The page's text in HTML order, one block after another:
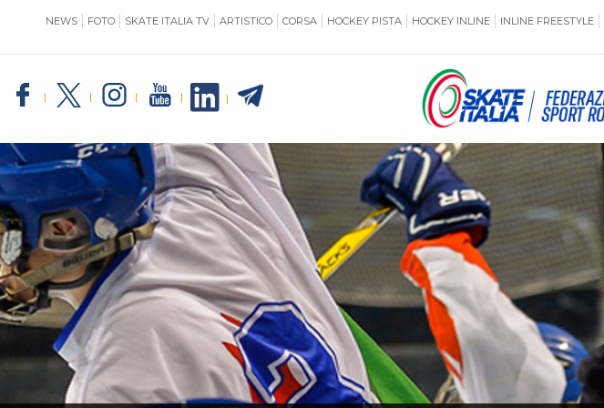
NEWS FOTO SKATE ITALIA TV ARTISTICO CORSA HOCKEY PISTA HOCKEY INLINE INLINE FREESTYLE
SKATE ITALIA TESSERAMENTO
GIUSTIZIA NORMATIVE
IMPIANTISTICA ANTIDOPING